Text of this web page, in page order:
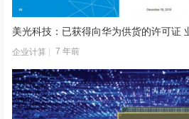
美光科技：已获得向华为供货的许可证
企业计算 7 年前